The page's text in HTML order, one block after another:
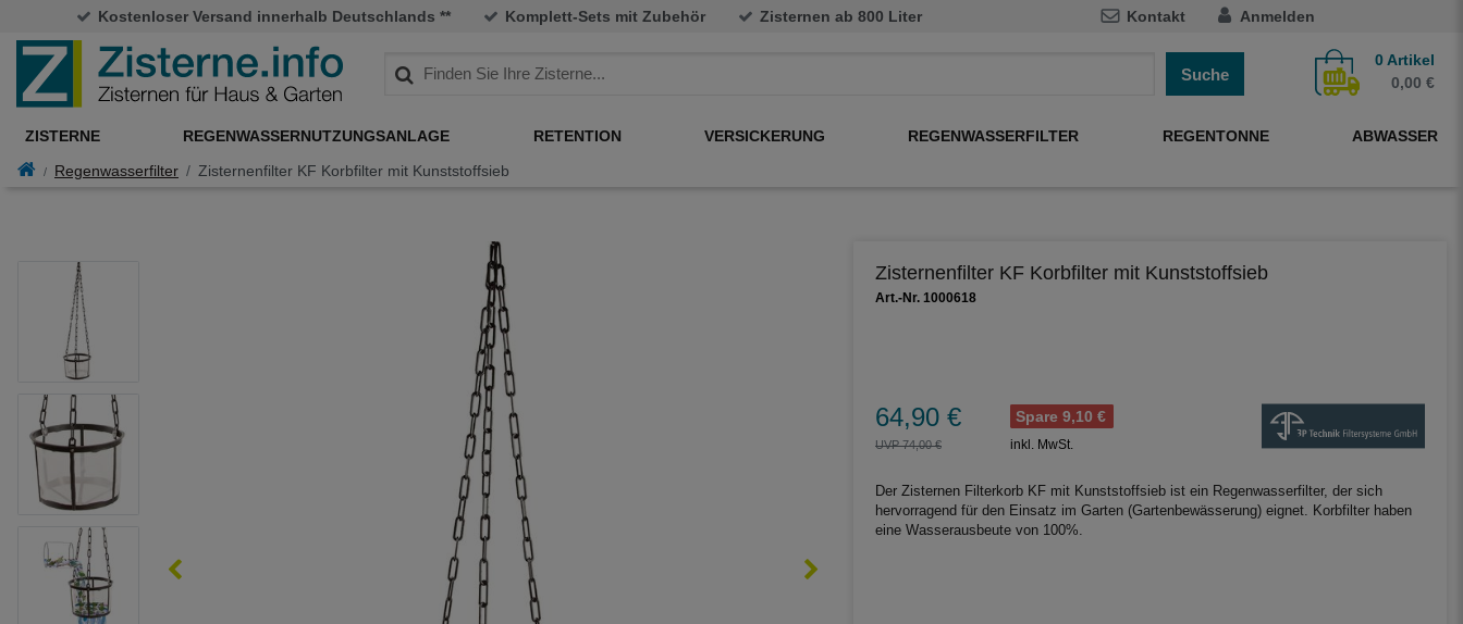
Kostenloser Versand innerhalb Deutschlands ** Komplett-Sets mit Zubehör Zisternen ab 800 Liter Kontakt Anmelden
Suche
0Artikel
0,00 €
ZISTERNE REGENWASSERNUTZUNGSANLAGE RETENTION VERSICKERUNG REGENWASSERFILTER REGENTONNE ABWASSER
Regenwasserfilter Zisternenfilter KF Korbfilter mit Kunststoffsieb
Zisternenfilter KF Korbfilter mit Kunststoffsieb
Art.-Nr. 1000618
64,90 € Spare 9,10 €
UVP 74,00 € inkl. MwSt.
Der Zisternen Filterkorb KF mit Kunststoffsieb ist ein Regenwasserfilter, der sich
hervorragend für den Einsatz im Garten (Gartenbewässerung) eignet. Korbfilter haben
eine Wasserausbeute von 100%.